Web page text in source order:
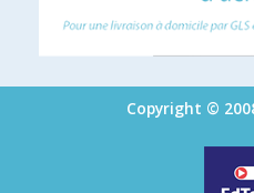
Copyright ©